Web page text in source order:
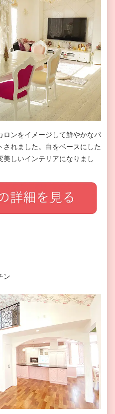
ンをイメージして鮮やかなパ
れました。白をベースにした
しいインテリアになりまし
ン